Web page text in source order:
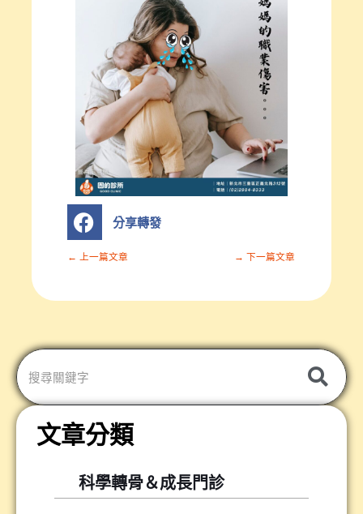
S
h
a
r
n
轉
分享轉發
← 上一篇文章 → 下一篇文章
文章分類
科學轉骨＆成長門診